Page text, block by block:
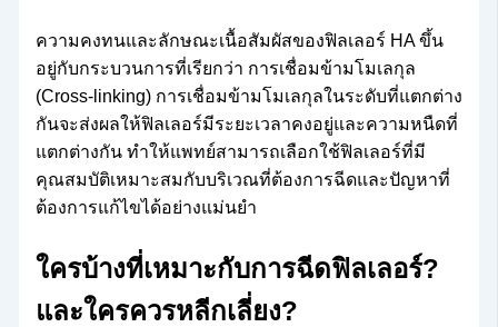
ความคงทนและลักษณะเนื้อสัมผัสของฟิลเลอร์ HA ขึ้น
อยู่กับกระบวนการที่เรียกว่า การเชื่อมข้ามโมเลกุล
(Cross-linking) การเชื่อมข้ามโมเลกุลในระดับที่แตกต่าง
กันจะส่งผลให้ฟิลเลอร์มีระยะเวลาคงอยู่และความหนืดที่
แตกต่างกัน ทำให้แพทย์สามารถเลือกใช้ฟิลเลอร์ที่มี
คุณสมบัติเหมาะสมกับบริเวณที่ต้องการฉีดและปัญหาที่
ต้องการแก้ไขได้อย่างแม่นยำ
ใครบ้างที่เหมาะกับการฉีดฟิลเลอร์?
และใครควรหลีกเลี่ยง?